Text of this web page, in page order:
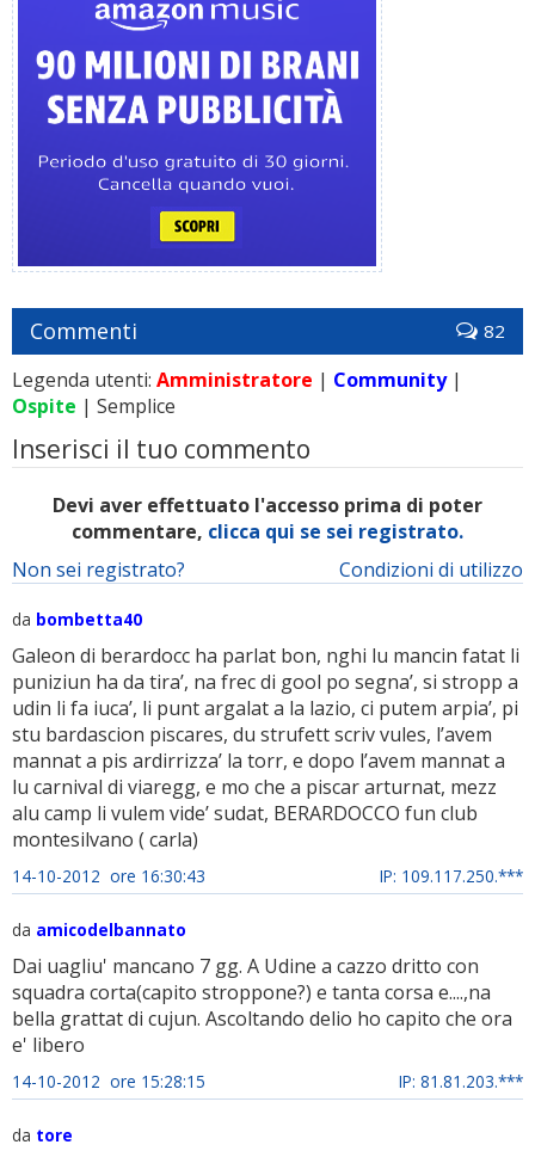
Commenti 82
Legenda utenti: Amministratore | Community|
Ospite | Semplice
Inserisci il tuo commento
Devi aver effettuato l'accesso prima di poter
commentare, clicca qui se sei registrato.
Condizioni di utilizzo
Non sei registrato?
da bombetta40
Galeon di berardocc ha parlat bon, nghi lu mancin fatat li
puniziun ha da tira’, na frec di gool po segna’, si stropp a
udin li fa iuca’, li punt argalat a la lazio, ci putem arpia’, pi
stu bardascion piscares, du strufett scriv vules, l’avem
mannat a pis ardirrizza’ la torr, e dopo l’avem mannat a
lu carnival di viaregg, e mo che a piscar arturnat, mezz
alu camp li vulem vide’ sudat, BERARDOCCO fun club
montesilvano ( carla)
14-10-2012 ore 16:30:43 IP: 109.117.250.***
da amicodelbannato
Dai uagliu' mancano 7 gg. A Udine a cazzo dritto con
squadra corta(capito stroppone?) e tanta corsa e....,na
bella grattat di cujun. Ascoltando delio ho capito che ora
e' libero
14-10-2012 ore 15:28:15 IP: 81.81.203.***
da tore